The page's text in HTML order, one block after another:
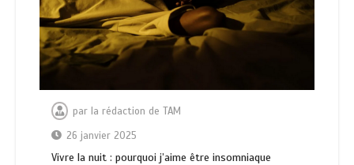
par la rédaction de TAM
26 janvier 2025
Vivre la nuit : pourquoi j’aime être insomniaque